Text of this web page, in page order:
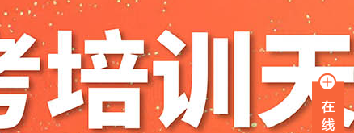
家长沟通
入学指南